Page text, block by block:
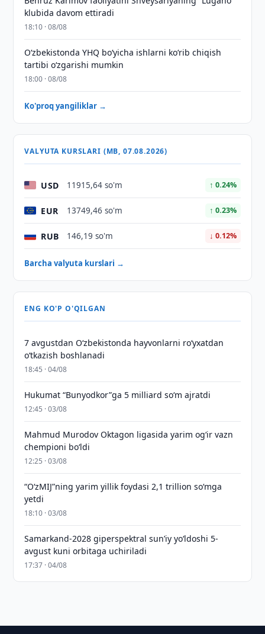
klubida davom ettiradi
18:10 · 08/08
O‘zbekistonda YHQ bo‘yicha ishlarni ko‘rib chiqish
tartibi o‘zgarishi mumkin
18:00 · 08/08
Ko'proq yangiliklar →
VALYUTA KURSLARI (MB, 07.08.2026)
USD 11915,64 so'm ↑ 0.24%
EUR 13749,46 so'm ↑ 0.23%
RUB 146,19 so'm ↓ 0.12%
Barcha valyuta kurslari →
ENG KO'P O'QILGAN
7 avgustdan O‘zbekistonda hayvonlarni ro‘yxatdan
o‘tkazish boshlanadi
18:45 · 04/08
Hukumat “Bunyodkor”ga 5 milliard so‘m ajratdi
12:45 · 03/08
Mahmud Murodov Oktagon ligasida yarim og‘ir vazn
chempioni bo‘ldi
12:25 · 03/08
“O‘zMIJ”ning yarim yillik foydasi 2,1 trillion so‘mga
yetdi
18:10 · 03/08
Samarkand-2028 giperspektral sun’iy yo‘ldoshi 5-
avgust kuni orbitaga uchiriladi
17:37 · 04/08